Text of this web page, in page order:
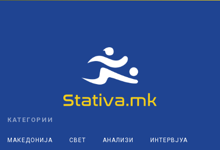
КАТЕГОРИИ
МАКЕДОНИЈА СВЕТ АНАЛИЗИ ИНТЕРВЈУА